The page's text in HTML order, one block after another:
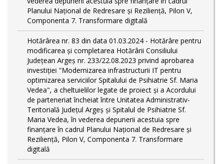
Planului Național de Redresare și Reziliență, Pilon V,
Componenta 7. Transformare digitală
Hotărârea nr. 83 din data 01.03.2024 - Hotărâre pentru
modificarea și completarea Hotărârii Consiliului
Județean Argeș nr. 233/22.08.2023 privind aprobarea
investiției "Modernizarea infrastructurii IT pentru
optimizarea serviciilor Spitalului de Psihiatrie Sf. Maria
Vedea", a cheltuielilor legate de proiect și a Acordului
de parteneriat încheiat între Unitatea Administrativ-
Teritorială Județul Argeș și Spitalul de Psihiatrie Sf.
Maria Vedea, în vederea depunerii acestuia spre
finanțare în cadrul Planului Național de Redresare și
Reziliență, Pilon V, Componenta 7. Transformare
digitală